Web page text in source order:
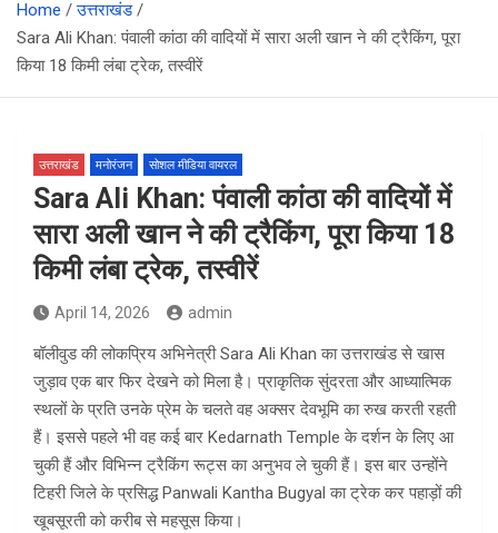
Home
उत्तराखंड
Sara Ali Khan: पंवाली कांठा की वादियों में सारा अली खान ने की ट्रैकिंग, पूरा
किया 18 किमी लंबा ट्रेक, तस्वीरें
उत्तराखंड मनोरंजन सोशल मीडिया वायरल
Sara Ali Khan: पंवाली कांठा की वादियों में
सारा अली खान ने की ट्रैकिंग, पूरा किया 18
किमी लंबा ट्रेक, तस्वीरें
April 14, 2026 admin
बॉलीवुड की लोकप्रिय अभिनेत्रीSara Ali Khan का उत्तराखंड से खास
जुड़ाव एक बार फिर देखने को मिला है। प्राकृतिक सुंदरता और आध्यात्मिक
स्थलों के प्रति उनके प्रेम के चलते वह अक्सर देवभूमि का रुख करती रहती
हैं। इससे पहले भी वह कई बार Kedarnath Temple के दर्शन के लिए आ
चुकी हैं और विभिन्न ट्रैकिंग रूट्स का अनुभव ले चुकी हैं। इस बार उन्होंने
टिहरी जिले के प्रसिद्धPanwali Kantha Bugyal का ट्रेक कर पहाड़ों की
खूबसूरती को करीब से महसूस किया।